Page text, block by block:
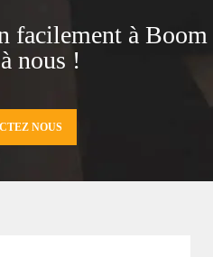
facilement à Boom
nous !
NOUS